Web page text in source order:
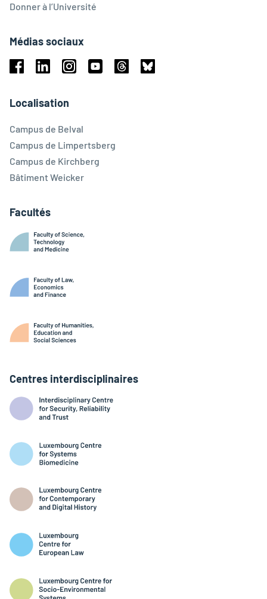
Donner à l’Université
Médias sociaux
Localisation
Campus de Belval
Campus de Limpertsberg
Campus de Kirchberg
Bâtiment Weicker
Facultés
Centres interdisciplinaires